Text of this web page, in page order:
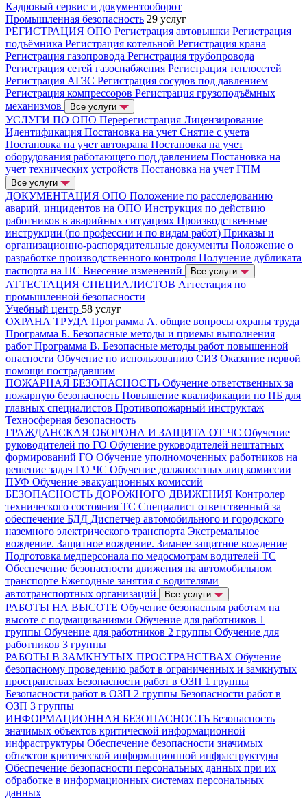
Кадровый сервис и документооборот
Промышленная безопасность 29 услуг
РЕГИСТРАЦИЯ ОПО Регистрация автовышки Регистрация
подъёмника Регистрация котельной Регистрация крана
Регистрация газопровода Регистрация трубопровода
Регистрация сетей газоснабжения Регистрация теплосетей
Регистрация АГЗС Регистрация сосудов под давлением
Регистрация компрессоров Регистрация грузоподъёмных
механизмов
Все услуги
УСЛУГИ ПО ОПО Перерегистрация Лицензирование
Идентификация Постановка на учет Снятие с учета
Постановка на учет автокрана Постановка на учет
оборудования работающего под давлением Постановка на
учет технических устройств Постановка на учет ГПМ
Все услуги
ДОКУМЕНТАЦИЯ ОПО Положение по расследованию
аварий, инцидентов на ОПО Инструкция по действию
работников в аварийных ситуациях Производственные
инструкции (по профессии и по видам работ) Приказы и
организационно-распорядительные документы Положение о
разработке производственного контроля Получение дубликата
паспорта на ПС Внесение изменений Все услуги
АТТЕСТАЦИЯ СПЕЦИАЛИСТОВ Аттестация по
промышленной безопасности
Учебный центр 58 услуг
ОХРАНА ТРУДА Программа А. общие вопросы охраны труда
Программа Б. Безопасные методы и приемы выполнения
работ Программа В. Безопасные методы работ повышенной
опасности Обучение по использованию СИЗ Оказание первой
помощи пострадавшим
ПОЖАРНАЯ БЕЗОПАСНОСТЬ Обучение ответственных за
пожарную безопасность Повышение квалификации по ПБ для
главных специалистов Противопожарный инструктаж
Техносферная безопасность
ГРАЖДАНСКАЯ ОБОРОНА И ЗАЩИТА ОТ ЧС Обучение
руководителей по ГО Обучение руководителей нештатных
формирований ГО Обучение уполномоченных работников на
решение задач ГО ЧС Обучение должностных лиц комиссии
ПУФ Обучение эвакуационных комиссий
БЕЗОПАСНОСТЬ ДОРОЖНОГО ДВИЖЕНИЯ Контролер
технического состояния ТС Специалист ответственный за
обеспечение БДД Диспетчер автомобильного и городского
наземного электрического транспорта Экстремальное
вождение. Защитное вождение. Зимнее защитное вождение
Подготовка медперсонала по медосмотрам водителей ТС
Обеспечение безопасности движения на автомобильном
транспорте Ежегодные занятия с водителями
автотранспортных организаций
Все услуги
РАБОТЫ НА ВЫСОТЕ Обучение безопасным работам на
высоте с подмащиваниями Обучение для работников 1
группы Обучение для работников 2 группы Обучение для
работников 3 группы
РАБОТЫ В ЗАМКНУТЫХ ПРОСТРАНСТВАХ Обучение
безопасному проведению работ в ограниченных и замкнутых
пространствах Безопасности работ в ОЗП 1 группы
Безопасности работ в ОЗП 2 группы Безопасности работ в
ОЗП 3 группы
ИНФОРМАЦИОННАЯ БЕЗОПАСНОСТЬ Безопасность
значимых объектов критической информационной
инфраструктуры Обеспечение безопасности значимых
объектов критической информационной инфраструктуры
Обеспечение безопасности персональных данных при их
обработке в информационных системах персональных
данных